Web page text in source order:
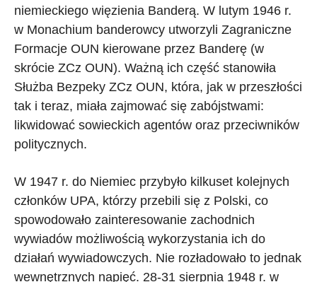
niemieckiego więzienia Banderą. W lutym 1946 r.
w Monachium banderowcy utworzyli Zagraniczne
Formacje OUN kierowane przez Banderę (w
skrócie ZCz OUN). Ważną ich część stanowiła
Służba Bezpeky ZCz OUN, która, jak w przeszłości
tak i teraz, miała zajmować się zabójstwami:
likwidować sowieckich agentów oraz przeciwników
politycznych.
W 1947 r. do Niemiec przybyło kilkuset kolejnych
członków UPA, którzy przebili się z Polski, co
spowodowało zainteresowanie zachodnich
wywiadów możliwością wykorzystania ich do
działań wywiadowczych. Nie rozładowało to jednak
wewnętrznych napięć. 28-31 sierpnia 1948 r. w